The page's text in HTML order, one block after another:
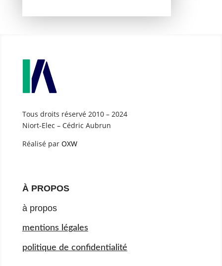
Tous droits réservé 2010 – 2024
Niort-Elec – Cédric Aubrun
Réalisé par OXW
À PROPOS
à propos
mentions légales
politique de confidentialité